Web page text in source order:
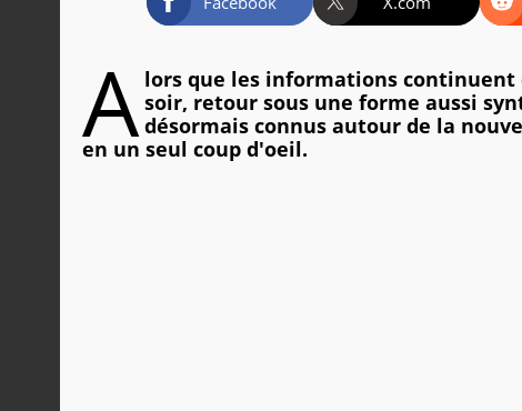
A lors que les informations continuent
soir, retour sous une forme aussi
désormais connus autour de la
en un seul coup d'oeil.